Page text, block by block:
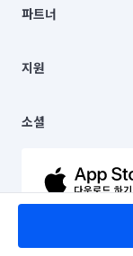
주소 | 본사: 서울특별
컨택센터 : 서울특별
상품, 상품정보, 거래
언론 보도 관련 문의:
© 유한회사 미소.
채용
파트너
이사
지원
이용약관
문의하기
소셜
유튜브